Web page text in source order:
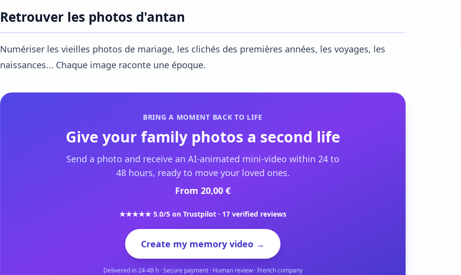
Retrouver les photos d'antan
Numériser les vieilles photos de mariage, les clichés des premières années, les voyages, les
naissances... Chaque image raconte une époque.
BRING A MOMENT BACK TO LIFE
Give your family photos a second life
Send a photo and receive an AI-animated mini-video within 24 to
48 hours, ready to move your loved ones.
From 20,00 €
★★★★★ 5.0/5 on Trustpilot · 17 verified reviews
Create my memory video →
Delivered in 24-48 h · Secure payment · Human review · French company